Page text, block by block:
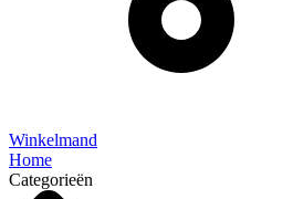
Winkelmand
Home
Categorieën